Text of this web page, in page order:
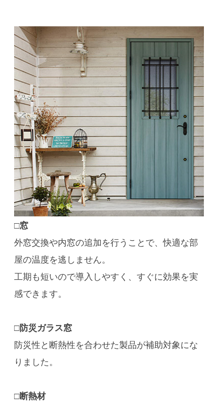
□窓
外窓交換や内窓の追加を行うことで、快適な部
屋の温度を逃しません。
工期も短いので導入しやすく、すぐに効果を実
感できます。
□防災ガラス窓
防災性と断熱性を合わせた製品が補助対象にな
りました。
□断熱材